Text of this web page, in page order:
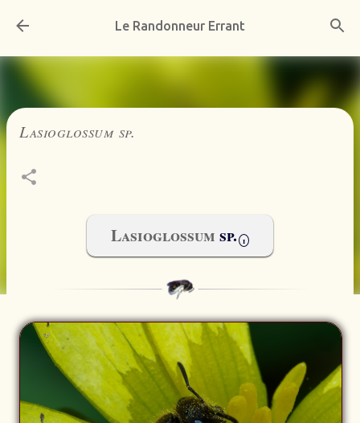
Accéder au contenu principal
Le Randonneur Errant
Lasioglossum sp.
Lasioglossum sp. i